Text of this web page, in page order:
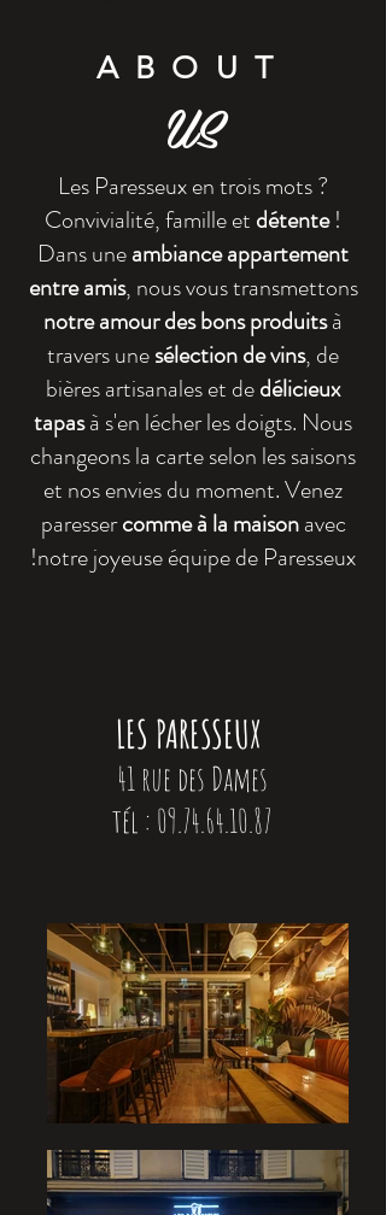
ABOUT
US
Les Paresseux en trois mots ?
Convivialité, famille et détente!
Dans uneambiance appartement
entre amis, nous vous transmettons
notre amour des bons produitsà
travers unesélection de vins, de
bières artisanales et dedélicieux
tapasà s'en lécher les doigts. Nous
changeons la carte selon les saisons
et nos envies du moment. Venez
paressercomme à la maisonavec
notre joyeuse équipe de Paresseux!
LES PARESSEUX
41 rue des Dames
tél : 09.74.64.10.87